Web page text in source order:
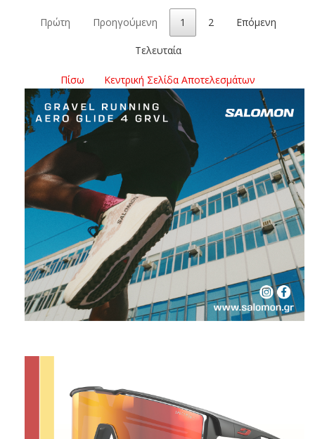
Πρώτη Προηγούμενη 1 2 Επόμενη
Τελευταία
Πίσω Κεντρική Σελίδα Αποτελεσμάτων